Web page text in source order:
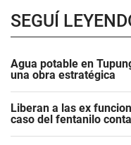
SEGUÍ
Agua potable en
una obra estratégica
Liberan a las ex
caso del fentanilo